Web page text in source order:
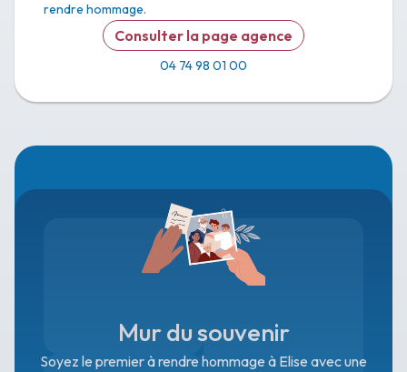
rendre hommage.
Consulter la page agence
04 74 98 01 00
Mur du souvenir
Soyez le premier à rendre hommage à Elise avec une